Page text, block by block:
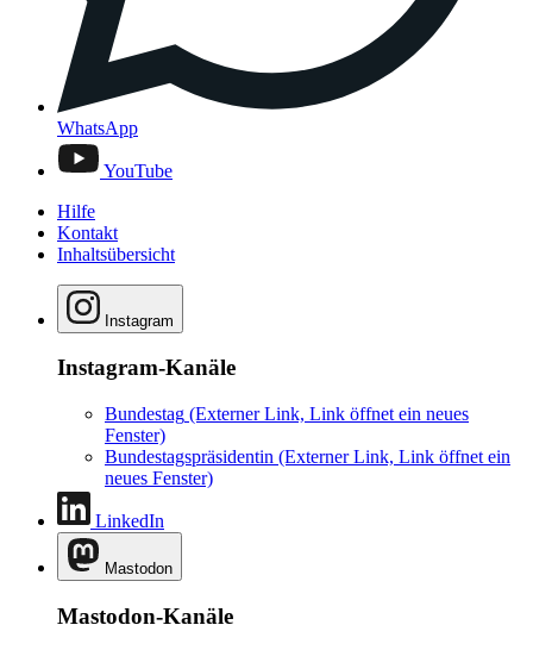
WhatsApp
YouTube
Hilfe
Kontakt
Inhaltsübersicht
Instagram
Instagram-Kanäle
Bundestag (Externer Link, Link öffnet ein neues
Fenster)
Bundestagspräsidentin (Externer Link, Link öffnet ein
neues Fenster)
LinkedIn
Mastodon
Mastodon-Kanäle